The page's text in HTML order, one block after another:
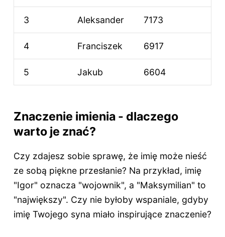
3 Aleksander 7173
4 Franciszek 6917
5 Jakub 6604
Znaczenie imienia - dlaczego
warto je znać?
Czy zdajesz sobie sprawę, że imię może nieść
ze sobą piękne przesłanie? Na przykład, imię
"Igor" oznacza "wojownik", a "Maksymilian" to
"największy". Czy nie byłoby wspaniale, gdyby
imię Twojego syna miało inspirujące znaczenie?